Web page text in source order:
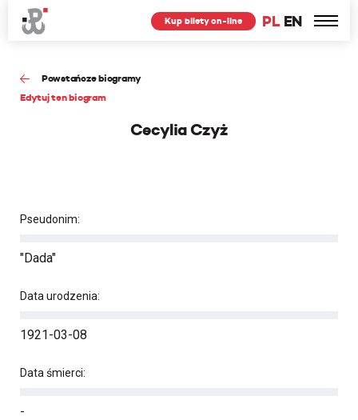
PL EN
Kup bilety on-line
Powstańcze biogramy
Edytuj ten biogram
Cecylia Czyż
Pseudonim:
"Dada"
Data urodzenia:
1921-03-08
Data śmierci:
-